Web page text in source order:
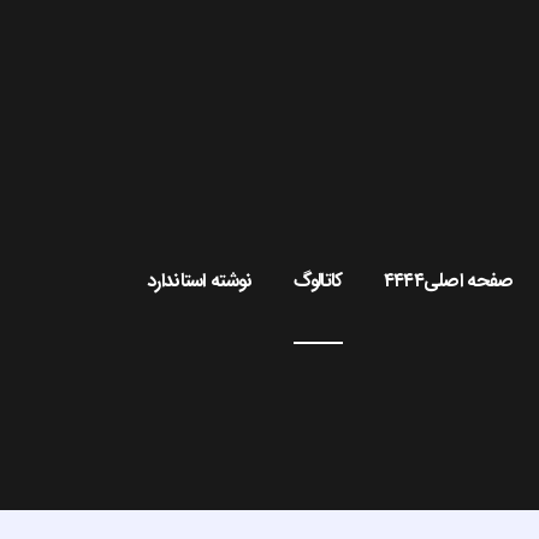
صفحه اصلی۴۴۴۴ کاتالوگ نوشته استاندارد